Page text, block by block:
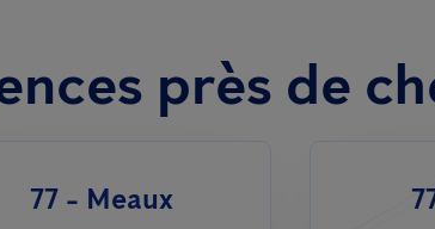
près de
77 - Meaux